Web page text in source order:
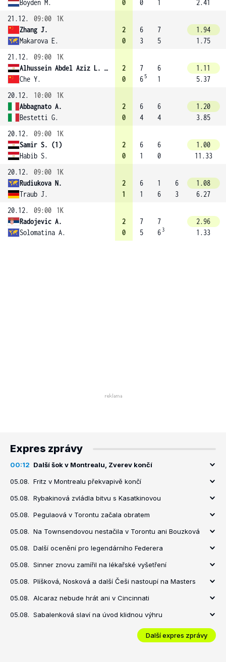
Boyden M. 0 0 1
2.41
21.12.
09:00
1K
Zhang J.
Makarova E.
2
0
6
3
7
5
1.94
1.75
21.12.
09:00
1K
Alhussein Abdel Aziz L. (8)
Che Y.
2
0
7
6 5
6
1
1.11
5.37
20.12.
10:00
1K
Abbagnato A.
Bestetti G.
2
0
6
4
6
4
1.20
3.85
20.12.
09:00
1K
Samir S. (1)
Habib S.
2
0
6
1
6
0
1.00
11.33
20.12.
09:00
1K
Rudiukova N.
Traub J.
2
1
6
1
1
6
6
3
1.08
6.27
20.12.
09:00
1K
Radojevic A.
Solomatina A.
2
0
7
5
7
6 3
2.96
1.33
Expres zprávy
00:12 Další šok v Montrealu, Zverev končí
05.08. Fritz v Montrealu překvapivě končí
05.08. Rybakinová zvládla bitvu s Kasatkinovou
05.08. Pegulaová v Torontu začala obratem
05.08. Na Townsendovou nestačila v Torontu ani Bouzková
05.08. Další ocenění pro legendárního Federera
05.08. Sinner znovu zamířil na lékařské vyšetření
05.08. Plíšková, Nosková a další Češi nastoupí na Masters
05.08. Alcaraz nebude hrát ani v Cincinnati
05.08. Sabalenková slaví na úvod klidnou výhru
Další expres zprávy